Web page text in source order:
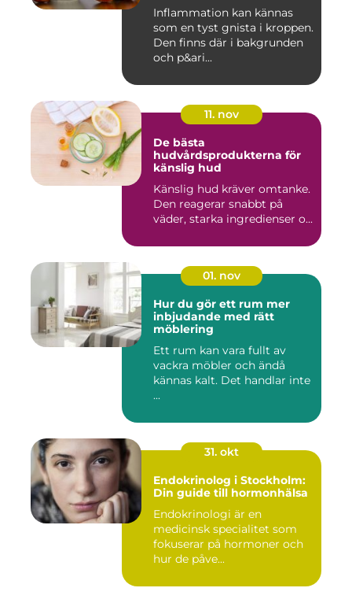
Inflammation kan kännas
som en tyst gnista i kroppen.
Den finns där i bakgrunden
och p&ari...
11. nov
De bästa
hudvårdsprodukterna för
känslig hud
Känslig hud kräver omtanke.
Den reagerar snabbt på
väder, starka ingredienser o...
01. nov
Hur du gör ett rum mer
inbjudande med rätt
möblering
Ett rum kan vara fullt av
vackra möbler och ändå
kännas kalt. Det handlar inte
...
31. okt
Endokrinolog i Stockholm:
Din guide till hormonhälsa
Endokrinologi är en
medicinsk specialitet som
fokuserar på hormoner och
hur de påve...